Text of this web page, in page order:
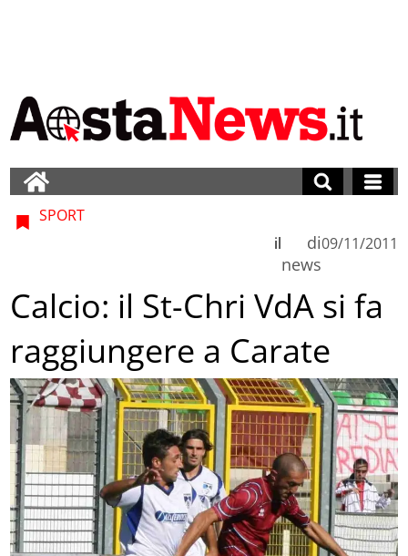
SPORT
di
news
il 09/11/2011
Calcio: il St-Chri VdA si fa
raggiungere a Carate